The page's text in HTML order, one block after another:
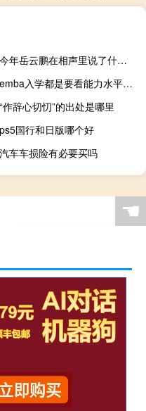
今年岳云鹏在相声里说了什么 岳云鹏相声全集高清
emba入学都是要看能力水平录取吗
“作辞心切忉”的出处是哪里
ps5国行和日版哪个好
汽车车损险有必要买吗
☚